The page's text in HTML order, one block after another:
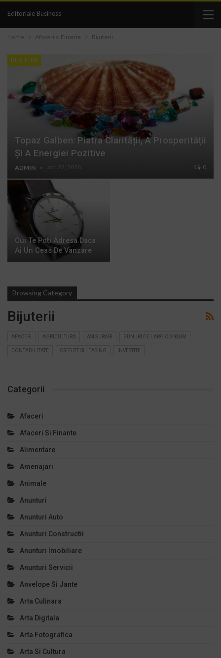
Editoriale Business
Home Afaceri si Finante Bijuterii
BIJUTERII
Topaz Galben: Piatra Clarității, A Prosperității
Și A Energiei Pozitive
ADMIN apr. 22, 2026 0
Cui Te Poti Adresa Daca
Ai Un Ceas De Vanzare
Browsing Category
Bijuterii
AFACERI AGRICULTURA ASIGURARI BUNURI DE LARG CONSUM
CONTABILITATE CREDITE SI LEASING INVESTITII
Categorii
Afaceri
Afaceri Si Finante
Alimentare
Amenajari
Animale
Anunturi
Anunturi Auto
Anunturi Constructii
Anunturi Imobiliare
Anunturi Servicii
Anvelope Si Jante
Arta Culinara
Arta Digitala
Arta Fotografica
Arta Si Cultura